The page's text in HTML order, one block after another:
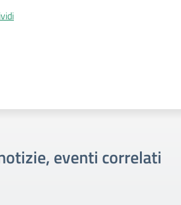
eventi correlati